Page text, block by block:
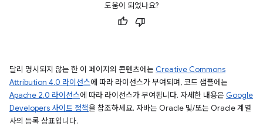
도움이 되었나요?
달리 명시되지 않는 한 이 페이지의 콘텐츠에는 Creative Commons
Attribution 4.0 라이선스에 따라 라이선스가 부여되며, 코드 샘플에는
Apache 2.0 라이선스에 따라 라이선스가 부여됩니다. 자세한 내용은 Google
Developers 사이트 정책을 참조하세요. 자바는 Oracle 및/또는 Oracle 계열
사의 등록 상표입니다.